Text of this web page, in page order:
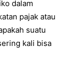
dalam
pajak atau
suatu
kali bisa